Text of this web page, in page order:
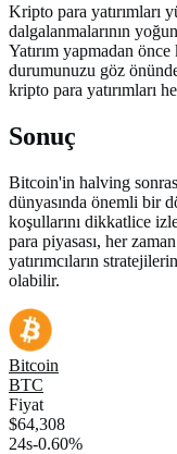
Kripto para yatırımları
dalgalanmalarının
Yatırım yapmadan önce
durumunuzu göz
kripto para yatırımları
Sonuç
Bitcoin'in halving
dünyasında önemli bir
koşullarını dikkatlice
para piyasası, her
yatırımcıların
olabilir.
Bitcoin
BTC
Fiyat
$64,308
24s-0.60%